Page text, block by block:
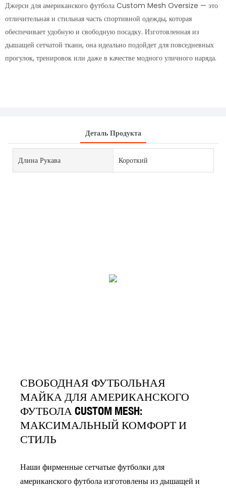
Джерси для американского футбола Custom Mesh Oversize — это
отличительная и стильная часть спортивной одежды, которая
обеспечивает удобную и свободную посадку. Изготовленная из
дышащей сетчатой ткани, она идеально подойдет для повседневных
прогулок, тренировок или даже в качестве модного уличного наряда.
Деталь Продукта
Длина Рукава Короткий
СВОБОДНАЯ ФУТБОЛЬНАЯ
МАЙКА ДЛЯ АМЕРИКАНСКОГО
ФУТБОЛА CUSTOM MESH:
МАКСИМАЛЬНЫЙ КОМФОРТ И
СТИЛЬ
Наши фирменные сетчатые футболки для
американского футбола изготовлены из дышащей и